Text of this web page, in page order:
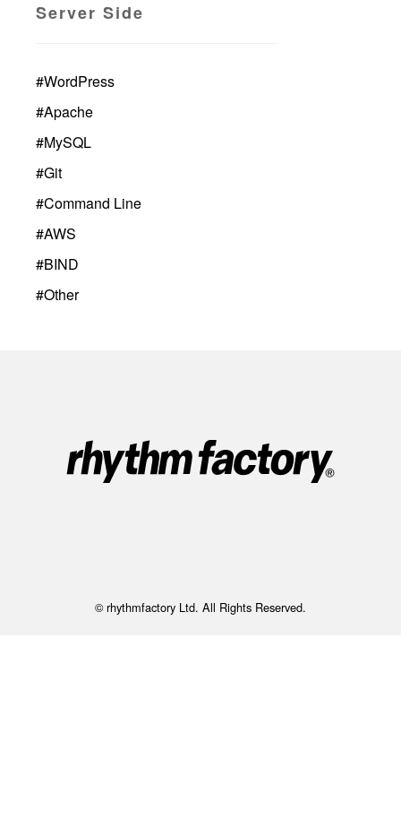
Server Side
#WordPress
#Apache
#MySQL
#Git
#Command Line
#AWS
#BIND
#Other
© rhythmfactory Ltd. All Rights Reserved.